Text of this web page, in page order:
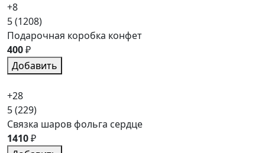
+8
5(1208)
Подарочная коробка конфет
400₽
Добавить
+28
5(229)
Связка шаров фольга сердце
1410₽